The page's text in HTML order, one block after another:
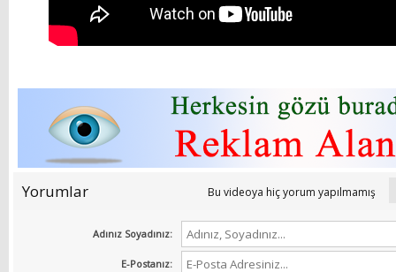
Yorumlar Bu videoya hiç yorum yapılmamış
Adınız Soyadınız:
E-Postanız: